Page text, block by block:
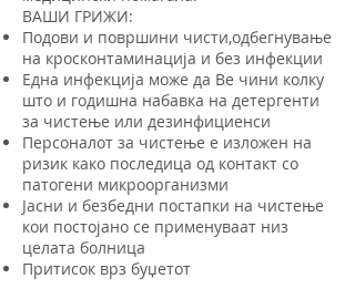
ВАШИ ГРИЖИ:
Подови и површини чисти,одбегнување
на кросконтаминација и без инфекции
Една инфекција може да Ве чини колку
што и годишна набавка на детергенти
за чистење или дезинфициенси
Персоналот за чистење е изложен на
ризик како последица од контакт со
патогени микроорганизми
Јасни и безбедни постапки на чистење
кои постојано се применуваат низ
целата болница
Притисок врз буџетот